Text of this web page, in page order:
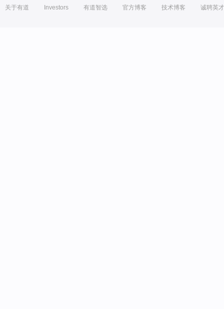
关于有道 Investors 有道智选 官方博客 技术博客 诚聘英才